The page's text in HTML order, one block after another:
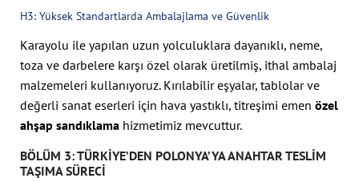
H3: Yüksek Standartlarda Ambalajlama ve Güvenlik
Karayolu ile yapılan uzun yolculuklara dayanıklı, neme,
toza ve darbelere karşı özel olarak üretilmiş, ithal ambalaj
malzemeleri kullanıyoruz. Kırılabilir eşyalar, tablolar ve
değerli sanat eserleri için hava yastıklı, titreşimi emen özel
ahşap sandıklama hizmetimiz mevcuttur.
BÖLÜM 3: TÜRKIYE’DEN POLONYA’YA ANAHTAR TESLIM
TAŞIMA SÜRECI